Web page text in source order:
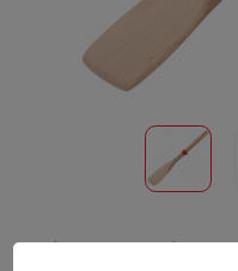
Puidust kaabits